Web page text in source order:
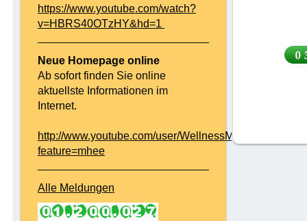
https://www.youtube.com/watch?
v=HBRS40OTzHY&hd=1
Neue Homepage online
Ab sofort finden Sie online
aktuellste Informationen im
Internet.
http://www.youtube.com/user/WellnessMobil?
feature=mhee
Alle Meldungen